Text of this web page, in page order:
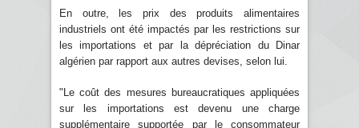
En outre, les prix des produits alimentaires
industriels ont été impactés par les restrictions sur
les importations et par la dépréciation du Dinar
algérien par rapport aux autres devises, selon lui.
"Le coût des mesures bureaucratiques appliquées
sur les importations est devenu une charge
supplémentaire supportée par le consommateur